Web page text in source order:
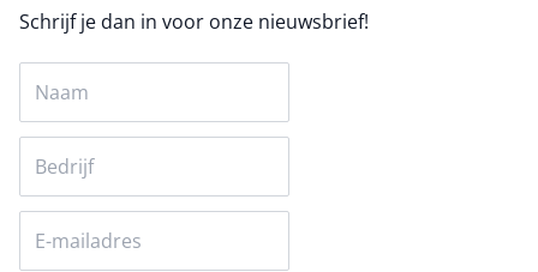
Schrijf je dan in voor onze nieuwsbrief!